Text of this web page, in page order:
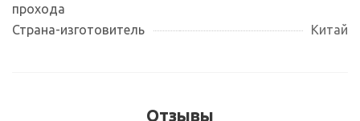
прохода
Страна-изготовитель Китай
Отзывы